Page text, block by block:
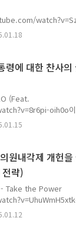
다. 2025년 1월 16일
인단은 부정선거에
요하다고 판단하였다
위)는 헌법기관으로
관위장을 맡는 것이
는 영장을 발부받는
령에 대한 찬사
(Feat.
oih0o이
바라보는 윤석열 대
수처에 자진 출두를
은 윤석열 대통령을
위기 상황에서 윤석
때문에 피를 흘리는
을 지키는 대통령이
원내각제 개헌을
략)
Take the Power
꽂고 있는 세력이 바
체 Part2. 의원내각제